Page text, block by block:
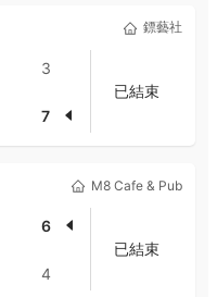
鏢藝社
3
7
已結束
M8 Cafe & Pub
6
4
已結束